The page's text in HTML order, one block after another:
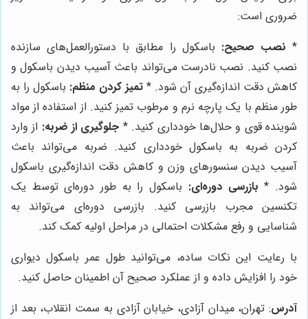
ضروری است:
* نصب صحیح: باسکول را مطابق با دستورالعمل‌های سازنده
نصب کنید. نصب نادرست می‌تواند باعث آسیب دیدن باسکول و
کاهش دقت اندازه‌گیری آن شود. * تمیز کردن منظم: باسکول را به
طور منظم با یک پارچه نرم و مرطوب تمیز کنید. از استفاده از مواد
شوینده قوی و حلال‌ها خودداری کنید. * جلوگیری از ضربه: از وارد
کردن ضربه به باسکول خودداری کنید. ضربه می‌تواند باعث
آسیب دیدن سنسورهای وزن و کاهش دقت اندازه‌گیری باسکول
شود. * بازرسی دوره‌ای: باسکول را به طور دوره‌ای توسط یک
تکنسین مجرب بازرسی کنید. بازرسی دوره‌ای می‌تواند به
شناسایی و رفع مشکلات احتمالی در مراحل اولیه کمک کند.
با رعایت این نکات ساده، می‌توانید طول عمر باسکول دیواری
خود را افزایش داده و از عملکرد صحیح آن اطمینان حاصل کنید.
آدرس: تهران، میدان آزادی، خیابان آزادی به سمت انقلاب، بعد از